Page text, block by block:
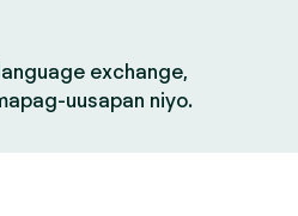
exchange,
uusapan niyo.